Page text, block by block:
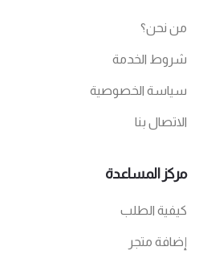
من نحن؟
شروط الخدمة
سياسة الخصوصية
الاتصال بنا
مركز المساعدة
كيفية الطلب
إضافة متجر